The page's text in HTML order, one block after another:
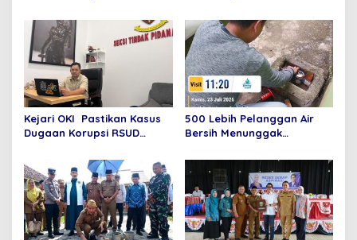
Tahun 2026 Resmi Dimulai
Kontribusi Iskandar SE
Kejari OKI Pastikan Kasus
Dugaan Korupsi RSUD
Masih Tunggu Hasil
Perhitungan Kerugian
Negara
500 Lebih Pelanggan Air
Bersih Menunggak
Agung Lakukan Langkah
Tegas Ini